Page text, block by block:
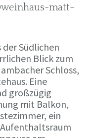
matt-
Südlichen
Blick zum
Schloss,
Eine
großzügig
mit Balkon,
ein